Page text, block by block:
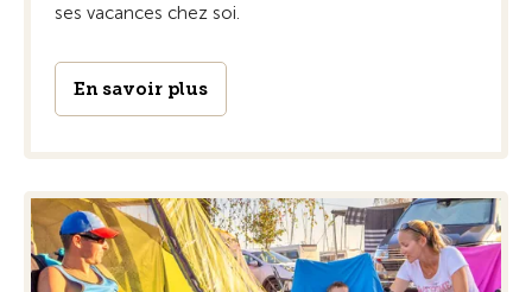
ses vacances chez soi.
En savoir plus